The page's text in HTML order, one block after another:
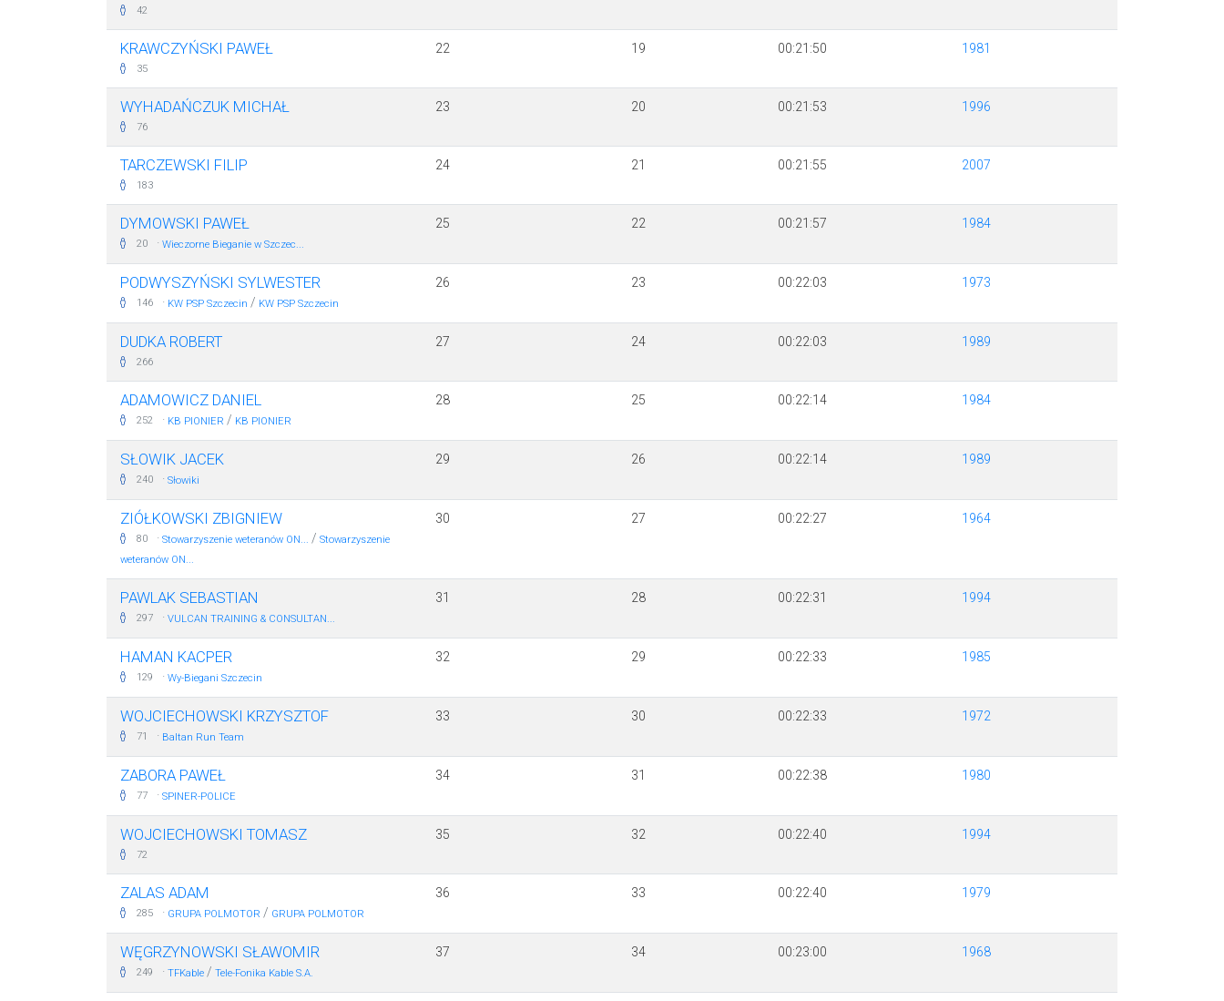
42
KRAWCZYŃSKI PAWEŁ
35
22 19 00:21:50 1981
WYHADAŃCZUK MICHAŁ
76
23 20 00:21:53 1996
TARCZEWSKI FILIP
183
24 21 00:21:55 2007
DYMOWSKI PAWEŁ
20 · Wieczorne Bieganie w Szczec...
25 22 00:21:57 1984
PODWYSZYŃSKI SYLWESTER
146 · KW PSP Szczecin / KW PSP Szczecin
26 23 00:22:03 1973
DUDKA ROBERT
266
27 24 00:22:03 1989
ADAMOWICZ DANIEL
252 · KB PIONIER / KB PIONIER
28 25 00:22:14 1984
SŁOWIK JACEK
240 · Słowiki
29 26 00:22:14 1989
ZIÓŁKOWSKI ZBIGNIEW
80 · Stowarzyszenie weteranów ON... / Stowarzyszenie
weteranów ON...
30 27 00:22:27 1964
PAWLAK SEBASTIAN
297 · VULCAN TRAINING & CONSULTAN...
31 28 00:22:31 1994
HAMAN KACPER
129 · Wy-Biegani Szczecin
32 29 00:22:33 1985
WOJCIECHOWSKI KRZYSZTOF
71 · Baltan Run Team
33 30 00:22:33 1972
ZABORA PAWEŁ
77 · SPINER-POLICE
34 31 00:22:38 1980
WOJCIECHOWSKI TOMASZ
72
35 32 00:22:40 1994
ZALAS ADAM
285 · GRUPA POLMOTOR / GRUPA POLMOTOR
36 33 00:22:40 1979
WĘGRZYNOWSKI SŁAWOMIR
249 · TFKable / Tele-Fonika Kable S.A.
37 34 00:23:00 1968